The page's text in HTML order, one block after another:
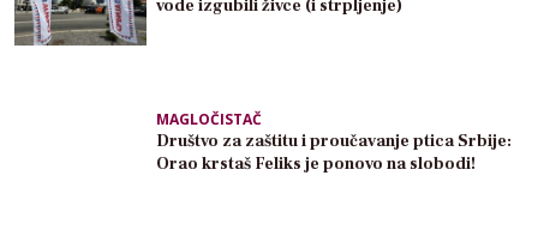
vode izgubili živce (i strpljenje)
MAGLOČISTAČ
Društvo za zaštitu i proučavanje ptica Srbije:
Orao krstaš Feliks je ponovo na slobodi!